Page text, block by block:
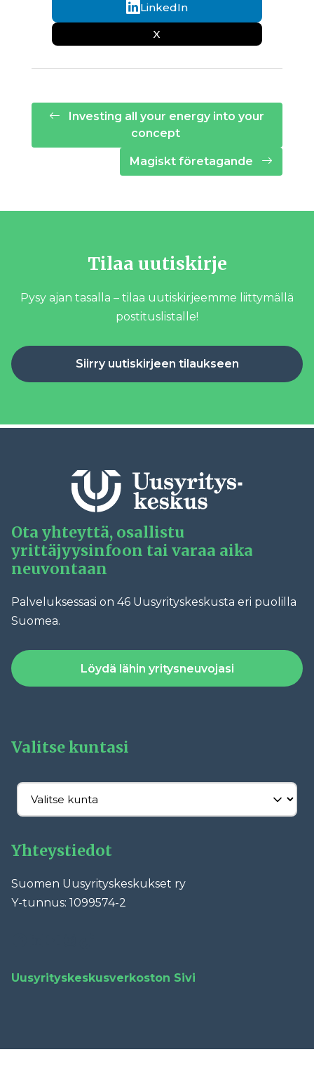
LinkedIn
X
Investing all your energy into your
concept
Magiskt företagande
Tilaa uutiskirje
Pysy ajan tasalla – tilaa uutiskirjeemme liittymällä
postituslistalle!
Siirry uutiskirjeen tilaukseen
Ota yhteyttä, osallistu
yrittäjyysinfoon tai varaa aika
neuvontaan
Palveluksessasi on 46 Uusyrityskeskusta eri puolilla
Suomea.
Löydä lähin yritysneuvojasi
Valitse kuntasi
Yhteystiedot
Suomen Uusyrityskeskukset ry
Y-tunnus: 1099574-2
Uusyrityskeskusverkoston Sivi